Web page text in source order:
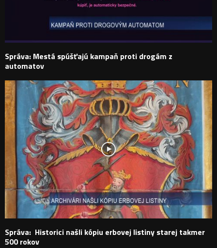
Správa: Mestá spúšťajú kampaň proti drogám z
automatov
Správa: Historici našli kópiu erbovej listiny starej takmer
500 rokov